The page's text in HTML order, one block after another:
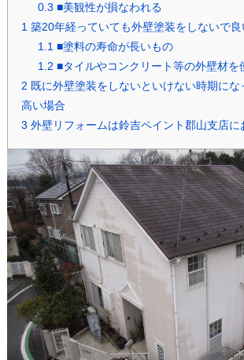
0.3 ■美観性が損なわれる
1 築20年経っていても外壁塗装をしないで良
1.1 ■塗料の寿命が長いもの
1.2 ■タイルやコンクリート等の外壁材を
2 既に外壁塗装をしないといけない時期に
高い場合
3 外壁リフォームは鈴吉ペイント郡山支店に